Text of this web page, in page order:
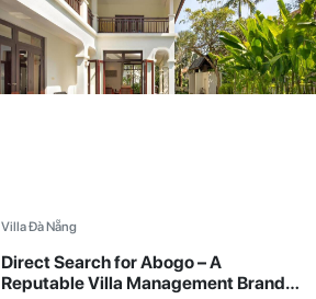
Villa Đà Nẵng
Direct Search for Abogo – A
Reputable Villa Management Brand